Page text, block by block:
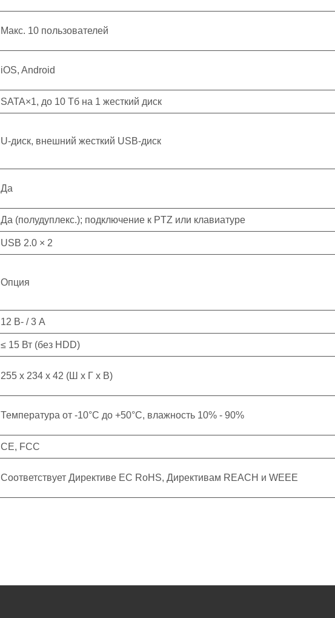
Макс. 10 пользователей
iOS, Android
SATA×1, до 10 Тб на 1 жесткий диск
U-диск, внешний жесткий USB-диск
Да
Да (полудуплекс.); подключение к PTZ или клавиатуре
USB 2.0 × 2
Опция
12 В- / 3 A
≤ 15 Вт (без HDD)
255 х 234 х 42 (Ш х Г х В)
Температура от -10°C до +50°C, влажность 10% - 90%
CE, FCC
Соответствует Директиве ЕС RoHS, Директивам REACH и WEEE